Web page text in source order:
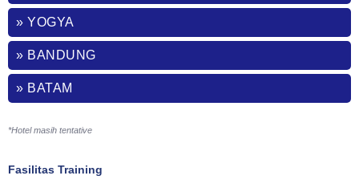
» YOGYA
» BANDUNG
» BATAM
*Hotel masih tentative
Fasilitas Training